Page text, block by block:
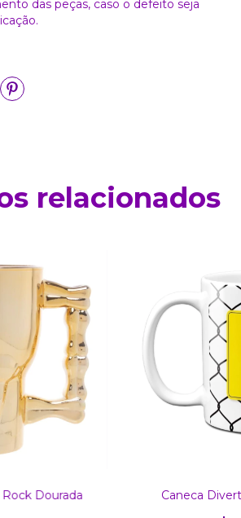
das peças, caso o defeito seja
relacionados
Dourada Caneca